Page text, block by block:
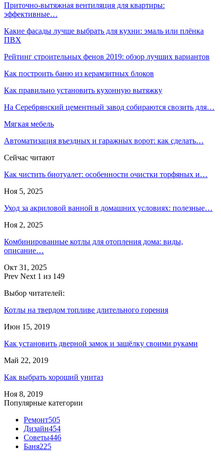
Приточно-вытяжная вентиляция для квартиры:
эффективные…
Какие фасады лучше выбрать для кухни: эмаль или плёнка
ПВХ
Рейтинг строительных фенов 2019: обзор лучших вариантов
Как построить баню из керамзитных блоков
Как правильно установить кухонную вытяжку
На Серебрянский цементный завод собираются свозить для…
Мягкая мебель
Автоматизация въездных и гаражных ворот: как сделать…
Сейчас читают
Как чистить биотуалет: особенности очистки торфяных и…
Ноя 5, 2025
Уход за акриловой ванной в домашних условиях: полезные…
Ноя 2, 2025
Комбинированные котлы для отопления дома: виды,
описание…
Окт 31, 2025
Prev Next 1 из 149
Выбор читателей:
Котлы на твердом топливе длительного горения
Июн 15, 2019
Как установить дверной замок и защёлку своими руками
Май 22, 2019
Как выбрать хороший унитаз
Ноя 8, 2019
Популярные категории
Ремонт505
Дизайн454
Советы446
Баня225